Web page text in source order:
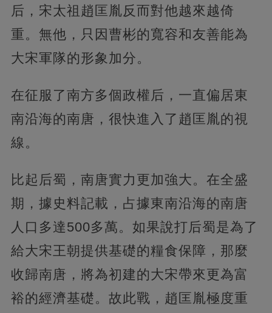
后，宋太祖趙匡胤反而對他越來越倚
重。無他，只因曹彬的寬容和友善能為
大宋軍隊的形象加分。
在征服了南方多個政權后，一直偏居東
南沿海的南唐，很快進入了趙匡胤的視
線。
比起后蜀，南唐實力更加強大。在全盛
期，據史料記載，占據東南沿海的南唐
人口多達500多萬。如果說打后蜀是為了
給大宋王朝提供基礎的糧食保障，那麼
收歸南唐，將為初建的大宋帶來更為富
裕的經濟基礎。故此戰，趙匡胤極度重